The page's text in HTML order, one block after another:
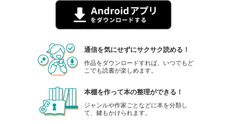
通信を気にせずにサクサク読める！
作品をダウンロードすれば、いつでもど
こでも読書が楽しめます。
本棚を作って本の整理ができる！
ジャンルや作家ごとなどに本を分類し
て、鍵もかけられます。